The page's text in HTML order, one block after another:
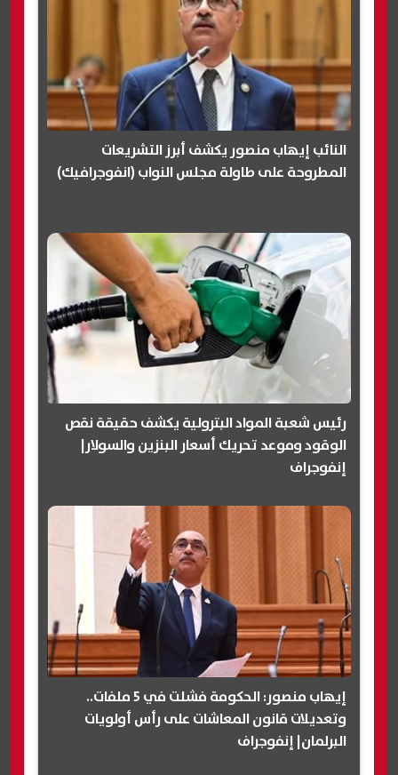
النائب إيهاب منصور يكشف أبرز التشريعات
المطروحة على طاولة مجلس النواب (انفوجرافيك)
رئيس شعبة المواد البترولية يكشف حقيقة نقص
الوقود وموعد تحريك أسعار البنزين والسولار|
إنفوجراف
إيهاب منصور: الحكومة فشلت في 5 ملفات..
وتعديلات قانون المعاشات على رأس أولويات
البرلمان| إنفوجراف